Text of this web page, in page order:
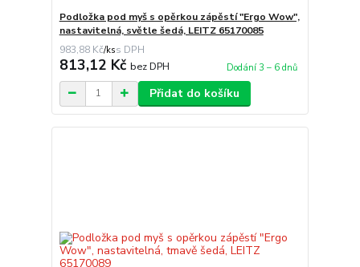
Podložka pod myš s opěrkou zápěstí "Ergo Wow",
nastavitelná, světle šedá, LEITZ 65170085
983,88 Kč/ks
813,12 Kč bez DPH Dodání 3 – 6 dnů
Přidat do košíku